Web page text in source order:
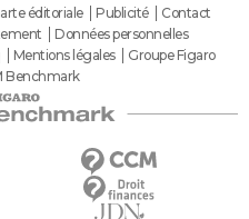
éditoriale Publicité
Contact
Données personnelles
Mentions légales
Groupe Figaro
Benchmark